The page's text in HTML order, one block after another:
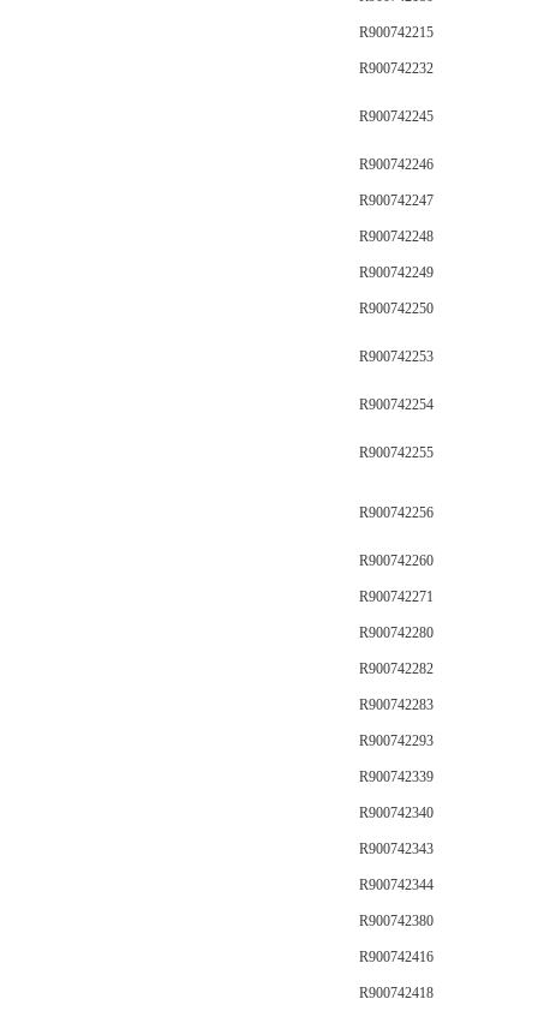
R900742215
R900742232
R900742245
R900742246
R900742247
R900742248
R900742249
R900742250
R900742253
R900742254
R900742255
R900742256
R900742260
R900742271
R900742280
R900742282
R900742283
R900742293
R900742339
R900742340
R900742343
R900742344
R900742380
R900742416
R900742418